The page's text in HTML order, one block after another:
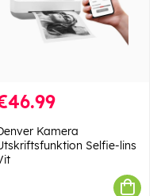
Kamera
Selfie-lins